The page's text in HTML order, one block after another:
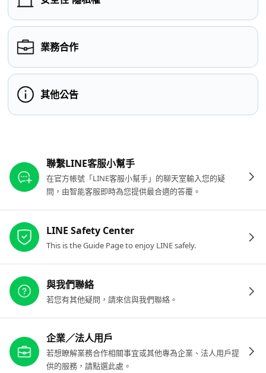
業務合作
其他公告
聯繫LINE客服小幫手
在官方帳號「LINE客服小幫手」的聊天室輸入您的疑
問，由智能客服即時為您提供最合適的答覆。
LINE Safety Center
This is the Guide Page to enjoy LINE safely.
與我們聯絡
若您有其他疑問，請來信與我們聯絡。
企業／法人用戶
若想瞭解業務合作相關事宜或其他專為企業、法人用戶提
供的服務，請點選此處。